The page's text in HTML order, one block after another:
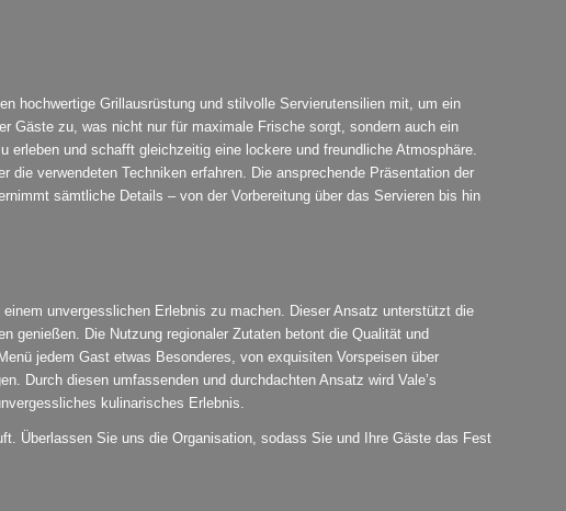
hochwertige Grillausrüstung und stilvolle Servierutensilien mit, um ein
Gäste zu, was nicht nur für maximale Frische sorgt, sondern auch ein
und schafft gleichzeitig eine lockere und freundliche Atmosphäre.
verwendeten Techniken erfahren. Die ansprechende Präsentation der
sämtliche Details – von der Vorbereitung über das Servieren bis hin
unvergesslichen Erlebnis zu machen. Dieser Ansatz unterstützt die
genießen. Die Nutzung regionaler Zutaten betont die Qualität und
jedem Gast etwas Besonderes, von exquisiten Vorspeisen über
Durch diesen umfassenden und durchdachten Ansatz wird Vale’s
kulinarisches Erlebnis.
Überlassen Sie uns die Organisation, sodass Sie und Ihre Gäste das Fest